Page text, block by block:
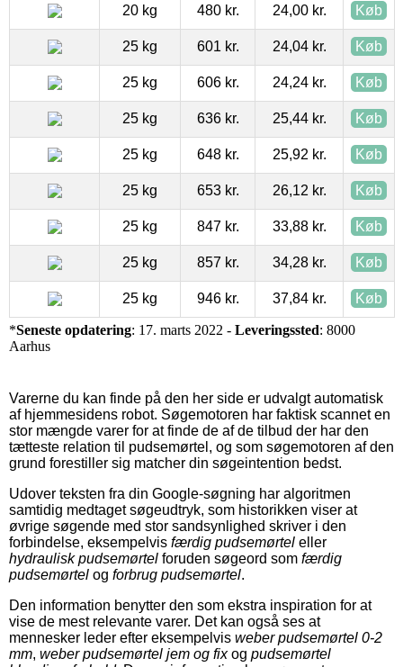
20 kg 480 kr. 24,00 kr. Køb
25 kg 601 kr. 24,04 kr. Køb
25 kg 606 kr. 24,24 kr. Køb
25 kg 636 kr. 25,44 kr. Køb
25 kg 648 kr. 25,92 kr. Køb
25 kg 653 kr. 26,12 kr. Køb
25 kg 847 kr. 33,88 kr. Køb
25 kg 857 kr. 34,28 kr. Køb
25 kg 946 kr. 37,84 kr. Køb
*Seneste opdatering: 17. marts 2022 - Leveringssted: 8000
Aarhus
Varerne du kan finde på den her side er udvalgt automatisk
af hjemmesidens robot. Søgemotoren har faktisk scannet en
stor mængde varer for at finde de af de tilbud der har den
tætteste relation til pudsemørtel, og som søgemotoren af den
grund forestiller sig matcher din søgeintention bedst.
Udover teksten fra din Google-søgning har algoritmen
samtidig medtaget søgeudtryk, som historikken viser at
øvrige søgende med stor sandsynlighed skriver i den
forbindelse, eksempelvis færdig pudsemørtel eller
hydraulisk pudsemørtel foruden søgeord som færdig
pudsemørtel og forbrug pudsemørtel.
Den information benytter den som ekstra inspiration for at
vise de mest relevante varer. Det kan også ses at
mennesker leder efter eksempelvis weber pudsemørtel 0-2
mm, weber pudsemørtel jem og fixog pudsemørtel